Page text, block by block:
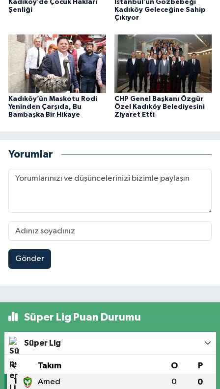
Kadıköy’de Çocuk Hakları
Şenliği
İstanbul’un Gözbebeği
Kadıköy Geleceğine Sahip
Çıkıyor
Kadıköy’ün Maskotu Rodi
Yeninden Çarşıda, Bu
Bambaşka Bir Hikaye
CHP Genel Başkanı Özgür
Özel Kadıköy Belediyesini
Ziyaret Etti
Yorumlar
Gönder
Süper Lig Puan Durumu
Süper Lig
# Takım O P
1 Amed 0 0